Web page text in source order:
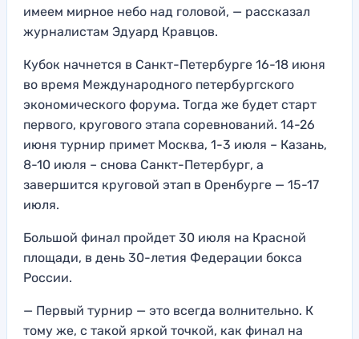
имеем мирное небо над головой, — рассказал
журналистам Эдуард Кравцов.
Кубок начнется в Санкт-Петербурге 16-18 июня
во время Международного петербургского
экономического форума. Тогда же будет старт
первого, кругового этапа соревнований. 14-26
июня турнир примет Москва, 1-3 июля – Казань,
8-10 июля – снова Санкт-Петербург, а
завершится круговой этап в Оренбурге — 15-17
июля.
Большой финал пройдет 30 июля на Красной
площади, в день 30-летия Федерации бокса
России.
— Первый турнир — это всегда волнительно. К
тому же, с такой яркой точкой, как финал на